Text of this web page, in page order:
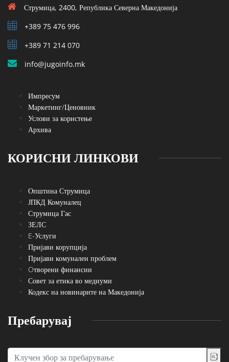
Струмица, 2400, Република Северна Македонија
+389 75 476 996
+389 71 214 070
info@jugoinfo.mk
Импресум
Маркетинг/Ценовник
Услови за користење
Архива
КОРИСНИ ЛИНКОВИ
Општина Струмица
ЈПКД Комуналец
Струмица Гас
ЗЕЛС
E-Услуги
Пријави корупција
Пријави комунален проблем
Oтворени финансии
Совет за етика во медиуми
Кодекс на новинарите на Македонија
Пребарувај